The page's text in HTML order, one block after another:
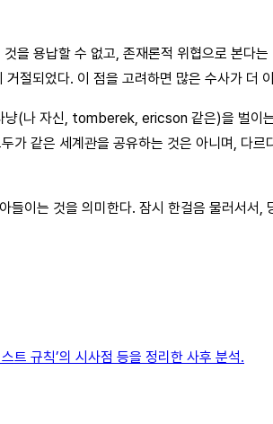
을 용납할 수 없고, 존재론적 위협으로 본다
절되었다. 이 점을 고려하면 많은 수사가 더
냥(나 자신, tomberek, ericson 같은)을 벌이
가 같은 세계관을 공유하는 것은 아니며, 다르
이는 것을 의미한다. 잠시 한걸음 물러서서,
트 규칙’의 시사점 등을 정리한 사후 분석.